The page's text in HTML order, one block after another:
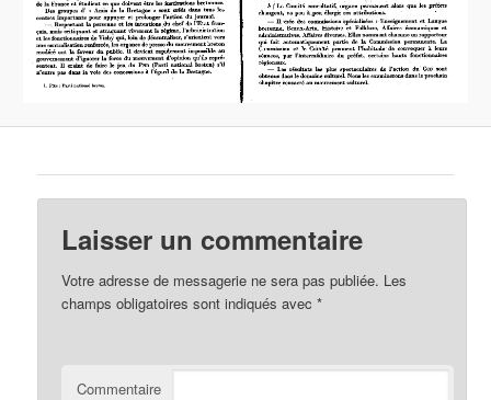
Laisser un commentaire
Votre adresse de messagerie ne sera pas publiée. Les
champs obligatoires sont indiqués avec*
Commentaire